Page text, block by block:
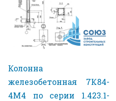
Колонна
железобетонная 7К84-
4М4 по серии 1.423.1-